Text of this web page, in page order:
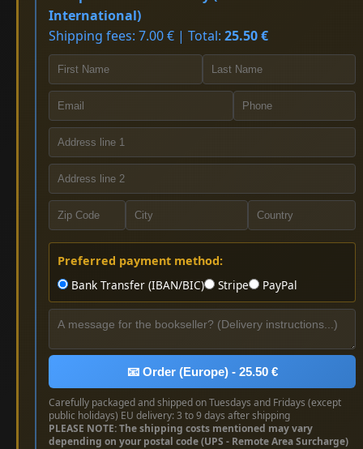
International)
Shipping fees: 7.00 € | Total: 25.50 €
Preferred payment method:
Bank Transfer (IBAN/BIC)
Stripe PayPal
📧 Order (Europe) - 25.50 €
Carefully packaged and shipped on Tuesdays and Fridays (except
public holidays) EU delivery: 3 to 9 days after shipping
PLEASE NOTE: The shipping costs mentioned may vary
depending on your postal code (UPS - Remote Area Surcharge)